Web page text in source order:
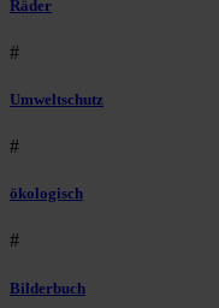
Räder
#
Umweltschutz
#
ökologisch
#
Bilderbuch